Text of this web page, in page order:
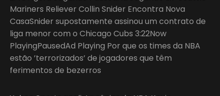
Mariners Reliever Collin Snider Encontra Nova
CasaSnider supostamente assinou um contrato de
liga menor com o Chicago Cubs 3:22Now
PlayingPausedAd Playing Por que os times da NBA
estão ’terrorizados’ de jogadores que têm
ferimentos de bezerros